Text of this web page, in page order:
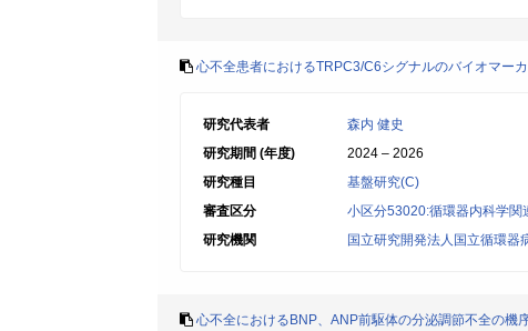
心不全患者におけるTRPC3/C6シグナルのバイオマー
研究代表者
森内 健史
研究期間 (年度)
2024 – 2026
研究種目
基盤研究(C)
審査区分
小区分53020:循環器内科学関
研究機関
国立研究開発法人国立循環器
心不全におけるBNP、ANP前駆体の分泌調節不全の機